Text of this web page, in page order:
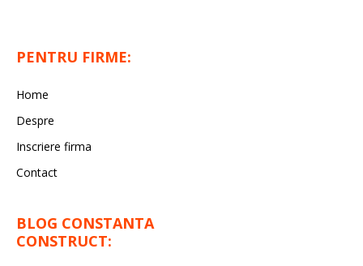
PENTRU FIRME:
Home
Despre
Inscriere firma
Contact
BLOG CONSTANTA
CONSTRUCT: